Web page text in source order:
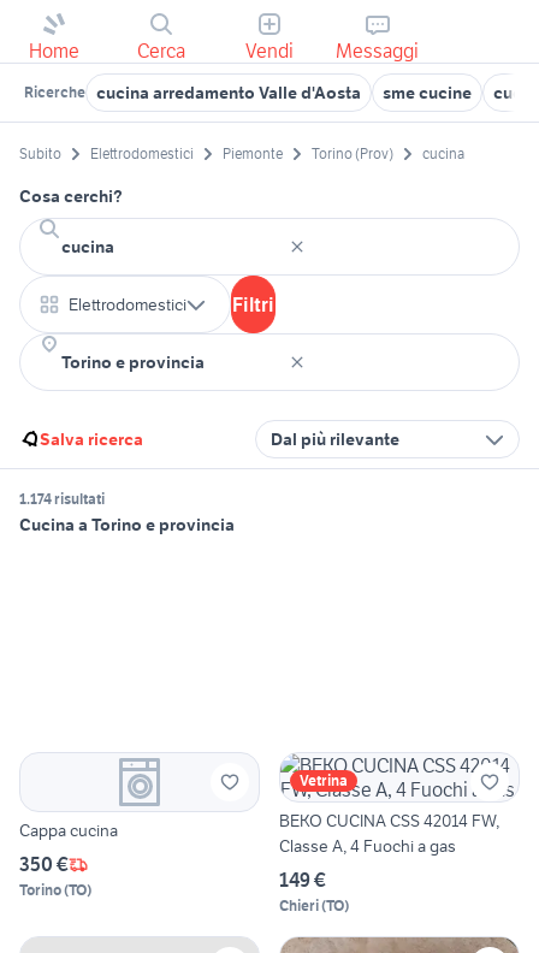
Home Cerca Vendi Messaggi
Ricerche cucina arredamento Valle d'Aosta sme cucine
Subito Elettrodomestici Piemonte Torino (Prov) cucina
Cosa cerchi?
Elettrodomestici Filtri
Salva ricerca Dal più rilevante
1.174 risultati
Cucina a Torino e provincia
Cappa cucina
350 €
Torino(TO)
Vetrina
BEKO CUCINA CSS 42014 FW,
Classe A, 4 Fuochi a gas
149 €
Chieri(TO)